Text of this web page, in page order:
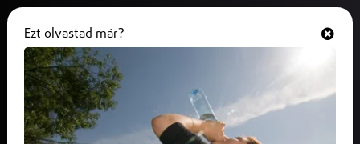
Hosszabbításban nyert a DEAC
Ezt olvastad már?